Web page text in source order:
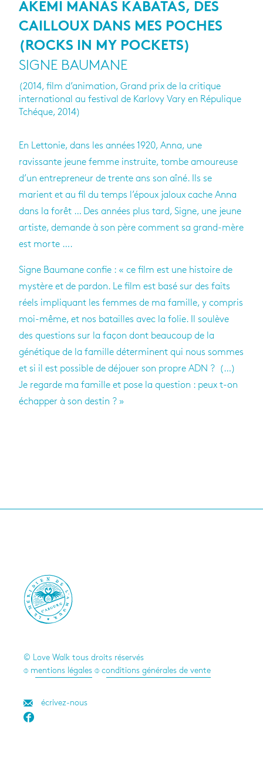
AKEMI MANĀS KABATĀS, DES
CAILLOUX DANS MES POCHES
(ROCKS IN MY POCKETS)
SIGNE BAUMANE
(2014, film d’animation, Grand prix de la critique
international au festival de Karlovy Vary en Répulique
Tchéque, 2014)
En Lettonie, dans les années 1920, Anna, une
ravissante jeune femme instruite, tombe amoureuse
d’un entrepreneur de trente ans son aîné. Ils se
marient et au fil du temps l’époux jaloux cache Anna
dans la forêt … Des années plus tard, Signe, une jeune
artiste, demande à son père comment sa grand-mère
est morte ….
Signe Baumane confie : « ce film est une histoire de
mystère et de pardon. Le film est basé sur des faits
réels impliquant les femmes de ma famille, y compris
moi-même, et nos batailles avec la folie. Il soulève
des questions sur la façon dont beaucoup de la
génétique de la famille déterminent qui nous sommes
et si il est possible de déjouer son propre ADN ? (…)
Je regarde ma famille et pose la question : peux t-on
échapper à son destin ? »

© Love Walk tous droits réservés
⌽ mentions légales ⌽ conditions générales de vente
écrivez-nous